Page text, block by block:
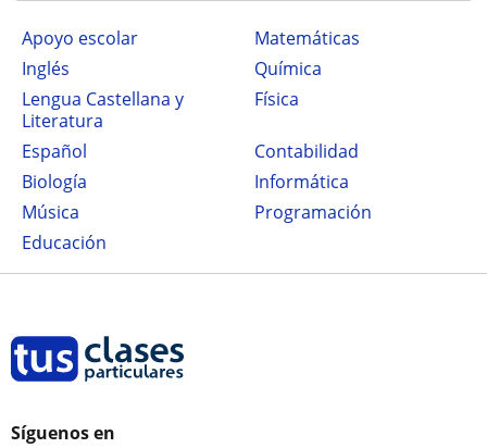
Apoyo escolar
Matemáticas
Inglés
Química
Lengua Castellana y
Literatura
Física
Español
Contabilidad
Biología
Informática
Música
Programación
Educación
Síguenos en